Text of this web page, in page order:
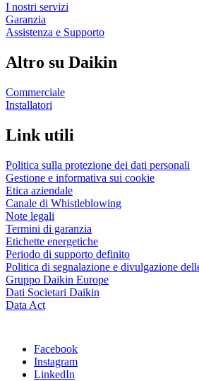
I nostri servizi
Garanzia
Assistenza e Supporto
Altro su Daikin
Commerciale
Installatori
Link utili
Politica sulla protezione dei dati personali
Gestione e informativa sui cookie
Etica aziendale
Canale di Whistleblowing
Note legali
Termini di garanzia
Etichette energetiche
Periodo di supporto definito
Politica di segnalazione e divulgazione
Gruppo Daikin Europe
Dati Societari Daikin
Data Act
Facebook
Instagram
LinkedIn